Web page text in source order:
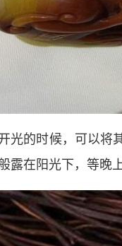
光的时候，可以将
露在阳光下，等晚